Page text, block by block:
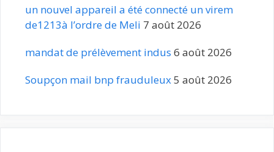
un nouvel appareil a été connecté un virem
de1213à l’ordre de Meli 7 août 2026
mandat de prélèvement indus 6 août 2026
Soupçon mail bnp frauduleux5 août 2026